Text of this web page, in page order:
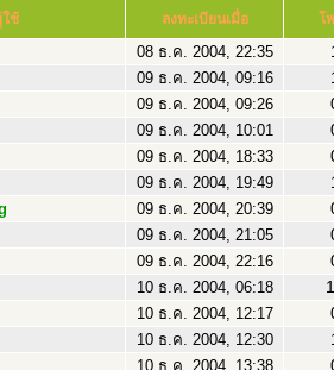
ช้ ลงทะเบียนเมื่อ โ
08 ธ.ค. 2004, 22:35
09 ธ.ค. 2004, 09:16
09 ธ.ค. 2004, 09:26
09 ธ.ค. 2004, 10:01
09 ธ.ค. 2004, 18:33
09 ธ.ค. 2004, 19:49
09 ธ.ค. 2004, 20:39
09 ธ.ค. 2004, 21:05
09 ธ.ค. 2004, 22:16
10 ธ.ค. 2004, 06:18
10 ธ.ค. 2004, 12:17
10 ธ.ค. 2004, 12:30
10 ธ.ค. 2004, 13:38